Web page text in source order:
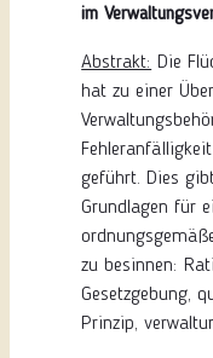
im
Abstrakt: Die
hat zu einer
geführt. Dies
Grundlagen für
zu besinnen:
Gesetzgebung,
Prinzip,